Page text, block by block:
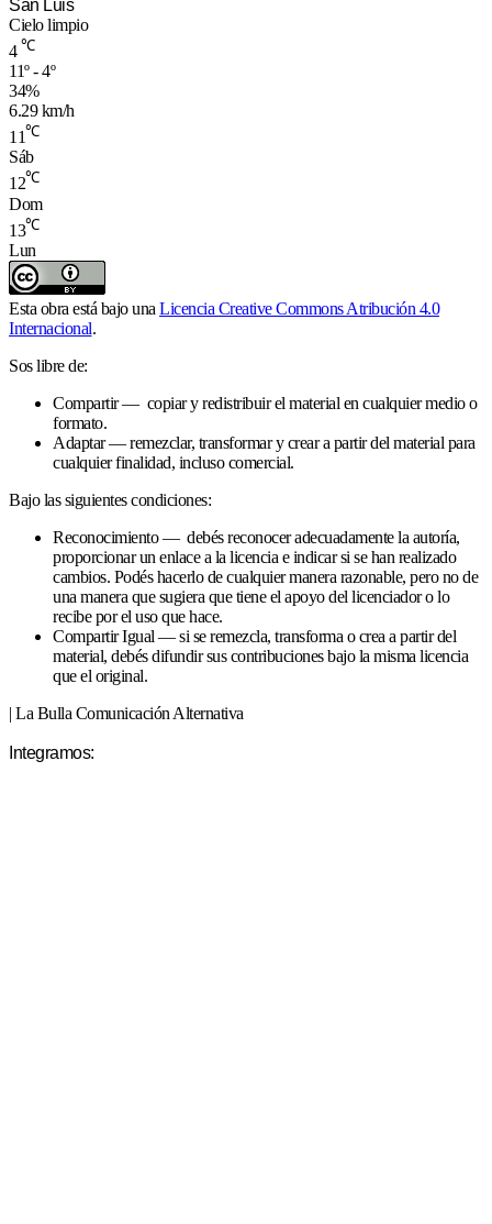
San Luis
Cielo limpio
4 ℃
11º - 4º
34%
6.29 km/h
11℃
Sáb
12℃
Dom
13℃
Lun
Esta obra está bajo una Licencia Creative Commons Atribución 4.0
Internacional.
Sos libre de:
Compartir — copiar y redistribuir el material en cualquier medio o
formato.
Adaptar — remezclar, transformar y crear a partir del material para
cualquier finalidad, incluso comercial.
Bajo las siguientes condiciones:
Reconocimiento — debés reconocer adecuadamente la autoría,
proporcionar un enlace a la licencia e indicar si se han realizado
cambios. Podés hacerlo de cualquier manera razonable, pero no de
una manera que sugiera que tiene el apoyo del licenciador o lo
recibe por el uso que hace.
Compartir Igual — si se remezcla, transforma o crea a partir del
material, debés difundir sus contribuciones bajo la misma licencia
que el original.
| La Bulla Comunicación Alternativa
Integramos: